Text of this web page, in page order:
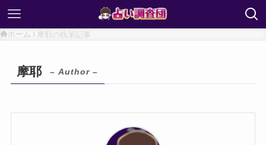
ホーム 摩耶の執筆記事
摩耶 – Author –